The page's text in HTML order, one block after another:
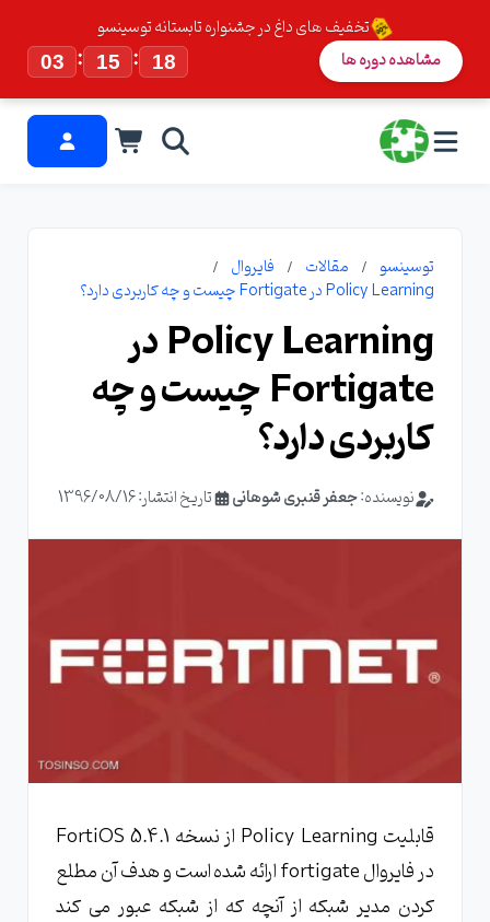
تخفیف های داغ در جشنواره تابستانه توسینسو
03
: 15 : 17 مشاهده دوره ها
توسینسو مقالات
فایروال
Policy Learning در Fortigate چیست و چه کاربردی دارد؟
Policy Learning در
Fortigate چیست و چه
کاربردی دارد؟
نویسنده:جعفر قنبری شوهانی تاریخ انتشار: 1396/08/16
قابلیت Policy Learning از نسخه FortiOS 5.4.1
در فایروال fortigate ارائه شده است و هدف آن مطلع
کردن مدیر شبکه از آنچه که از شبکه عبور می کند